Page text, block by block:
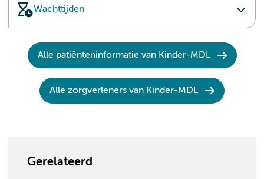
Wachttijden
Alle patiënteninformatie van Kinder-MDL
Alle zorgverleners van Kinder-MDL
Gerelateerd